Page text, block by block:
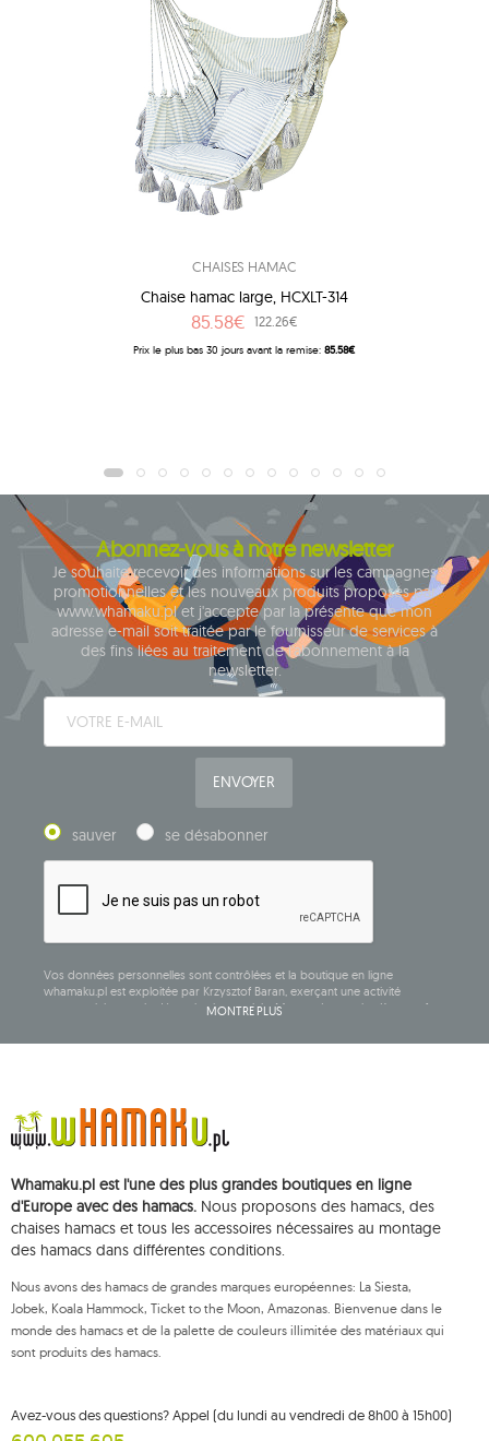
CHAISES HAMAC
Chaise hamac large, HCXLT-314
85.58€ 122.26€
Prix ​​le plus bas 30 jours avant la remise:85.58€
Abonnez-vous à notre newsletter
Je souhaite recevoir des informations sur les campagnes
promotionnelles et les nouveaux produits proposés par
www.whamaku.pl et j'accepte par la présente que mon
adresse e-mail soit traitée par le fournisseur de services à
des fins liées au traitement de l'abonnement à la
newsletter.
ENVOYER
sauver se désabonner
Vos données personnelles sont contrôlées et la boutique en ligne
whamaku.pl est exploitée par Krzysztof Baran, exerçant une activité
commerciale sous la dénomination sociale: Mouton Interactive Krzysztof
conservées jusqu'à votre désinscription.
Vous avez le droit d'accéder, de rectifier, de supprimer, de limiter le
traitement et de vous opposer au traitement de vos données personnelles,
compétente, une réclamation concernant le traitement de ces données et
de retirer, à tout moment, votre consentement au traitement de vos
données personnelles, un tel retrait n'affectant pas la légalité du traitement
effectué antérieurement. Pour exercer l'un des droits susmentionnés,
veuillez contacter le service client de Mouton Interactive par e-mail, ou par
Pour plus d'informations, veuillez visiter: www.mouton.pl/ODO
MONTRE PLUS
Whamaku.pl est l'une des plus grandes boutiques en ligne
d'Europe avec des hamacs. Nous proposons des hamacs, des
chaises hamacs et tous les accessoires nécessaires au montage
des hamacs dans différentes conditions.
Nous avons des hamacs de grandes marques européennes: La Siesta,
Jobek, Koala Hammock, Ticket to the Moon, Amazonas. Bienvenue dans le
monde des hamacs et de la palette de couleurs illimitée des matériaux qui
sont produits des hamacs.
Avez-vous des questions? Appel (du lundi au vendredi de 8h00 à 15h00)